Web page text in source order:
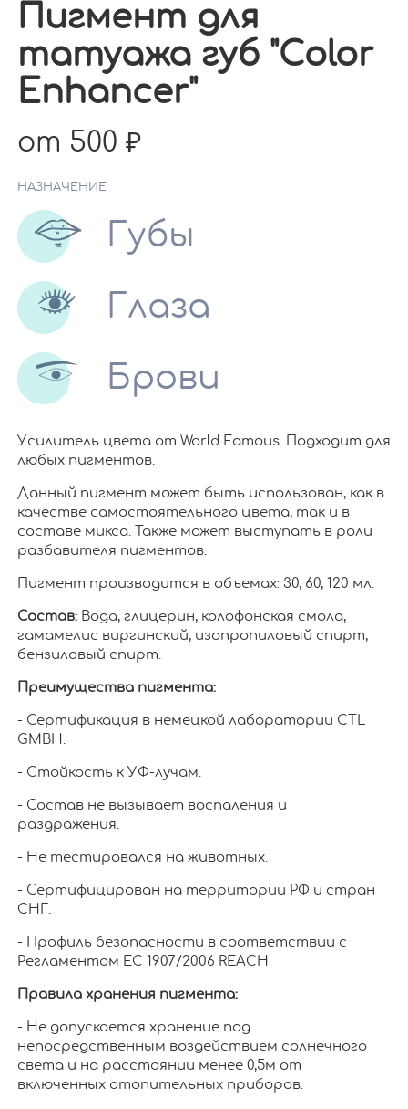
Пигмент для
татуажа губ "Color
Enhancer"
от 500
НАЗНАЧЕНИЕ
Губы
Глаза
Брови
Усилитель цвета от World Famous. Подходит для
любых пигментов.
Данный пигмент может быть использован, как в
качестве самостоятельного цвета, так и в
составе микса. Также может выступать в роли
разбавителя пигментов.
Пигмент производится в объемах: 30, 60, 120 мл.
Состав:Вода, глицерин, колофонская смола,
гамамелис виргинский, изопропиловый спирт,
бензиловый спирт.
Преимущества пигмента:
- Сертификация в немецкой лаборатории CTL
GMBH.
- Стойкость к УФ-лучам.
- Состав не вызывает воспаления и
раздражения.
- Не тестировался на животных.
- Сертифицирован на территории РФ и стран
СНГ.
- Профиль безопасности в соответствии с
Регламентом ЕС 1907/2006 REACH
Правила хранения пигмента:
- Не допускается хранение под
непосредственным воздействием солнечного
света и на расстоянии менее 0,5м от
включенных отопительных приборов.